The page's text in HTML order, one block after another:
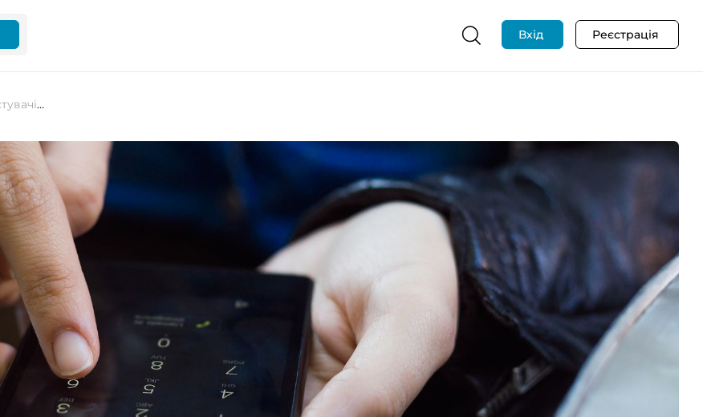
Вхід Реєстрація
Signal тепер підтримує імена користувачів замість номера телефону